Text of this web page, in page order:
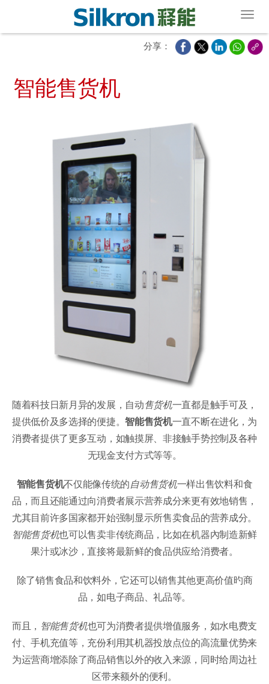
分享：
智能售货机
随着科技日新月异的发展，自动售货机一直都是触手可及，
提供低价及多选择的便捷。智能售货机一直不断在进化，为
消费者提供了更多互动，如触摸屏、非接触手势控制及各种
无现金支付方式等等。
智能售货机不仅能像传统的自动售货机一样出售饮料和食
品，而且还能通过向消费者展示营养成分来更有效地销售，
尤其目前许多国家都开始强制显示所售卖食品的营养成分。
智能售货机也可以售卖非传统商品，比如在机器內制造新鲜
果汁或冰沙，直接将最新鲜的食品供应给消费者。
除了销售食品和饮料外，它还可以销售其他更高价值旳商
品，如电子商品、礼品等。
而且， 智能售货机也可为消费者提供增值服务，如水电费支
付、手机充值等，充份利用其机器投放点位的高流量优势来
为运营商增添除了商品销售以外的收入来源，同时给周边社
区带来额外的便利。